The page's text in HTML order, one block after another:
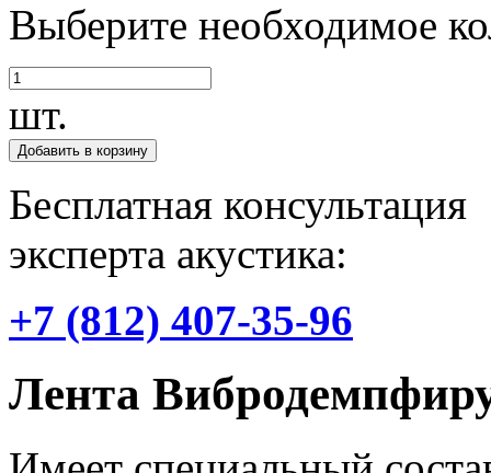
Выберите необходимое
шт.
Добавить в корзину
Бесплатная консультация
эксперта акустика:
+7 (812) 407-35-96
Лента